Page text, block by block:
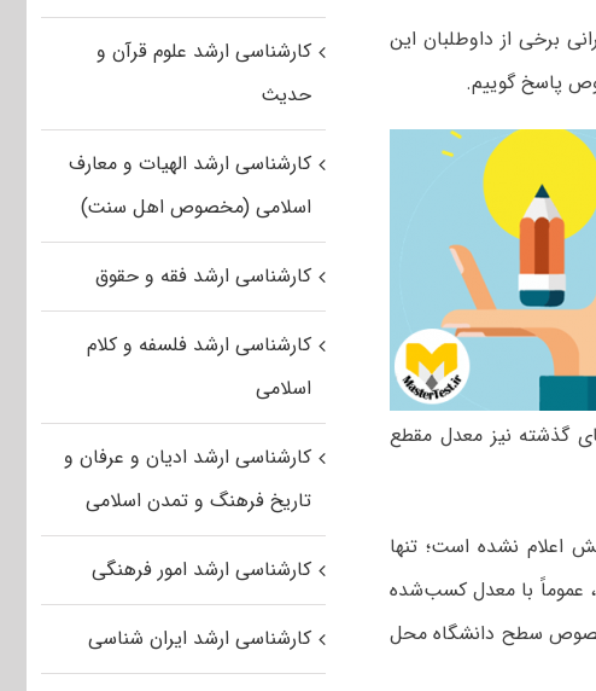
برخی از داوطلبان این
پاسخ گوییم.
گذشته نیز معدل مقطع
نشده است؛ تنها
عموماً با معدل کسب‌شده
خصوص سطح دانشگاه محل
کارشناسی ارشد علوم قرآن و
حدیث
کارشناسی ارشد الهیات و معارف
اسلامی (مخصوص اهل سنت)
کارشناسی ارشد فقه و حقوق
کارشناسی ارشد فلسفه و کلام
اسلامی
کارشناسی ارشد ادیان و عرفان و
تاریخ فرهنگ و تمدن اسلامی
کارشناسی ارشد امور فرهنگی
کارشناسی ارشد ایران شناسی